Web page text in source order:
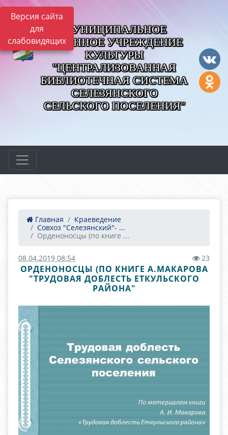
Версия сайта
для
слабовидящих
МУНИЦИПАЛЬНОЕ
КАЗЕННОЕ УЧРЕЖДЕНИЕ
КУЛЬТУРЫ
"ЦЕНТРАЛИЗОВАННАЯ
БИБЛИОТЕЧНАЯ СИСТЕМА
СЕЛЕЗЯНСКОГО
СЕЛЬСКОГО ПОСЕЛЕНИЯ"
Главная
Краеведение
Совхоз "Селезянский"- ...
Орденоносцы (по книге ...
08.04.2019 08:54 23
ОРДЕНОНОСЦЫ (ПО КНИГЕ А.МАКАРОВА
"ТРУДОВАЯ ДОБЛЕСТЬ ЕТКУЛЬСКОГО
РАЙОНА"